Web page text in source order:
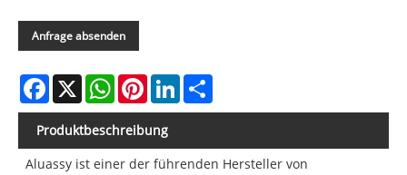
Anfrage absenden
Facebook
X WhatsAppPinterestLinkedIn
Produktbeschreibung
Aluassy ist einer der führenden Hersteller von